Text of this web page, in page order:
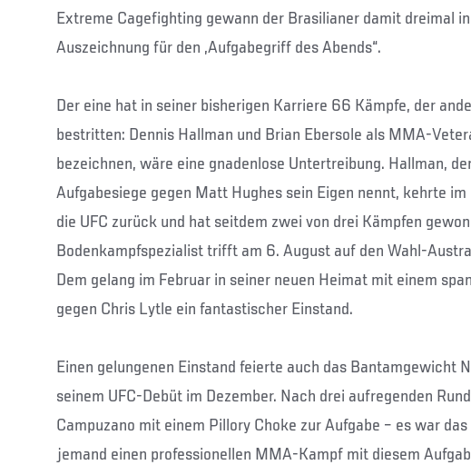
Extreme Cagefighting gewann der Brasilianer damit dreimal
Auszeichnung für den „Aufgabegriff des Abends“.
Der eine hat in seiner bisherigen Karriere 66 Kämpfe, der
bestritten: Dennis Hallman und Brian Ebersole als MMA-
bezeichnen, wäre eine gnadenlose Untertreibung. Hallman,
Aufgabesiege gegen Matt Hughes sein Eigen nennt, kehrte
die UFC zurück und hat seitdem zwei von drei Kämpfen
Bodenkampfspezialist trifft am 6. August auf den Wahl-
Dem gelang im Februar in seiner neuen Heimat mit einem
gegen Chris Lytle ein fantastischer Einstand.
Einen gelungenen Einstand feierte auch das Bantamgewicht
seinem UFC-Debüt im Dezember. Nach drei aufregenden
Campuzano mit einem Pillory Choke zur Aufgabe – es war
jemand einen professionellen MMA-Kampf mit diesem